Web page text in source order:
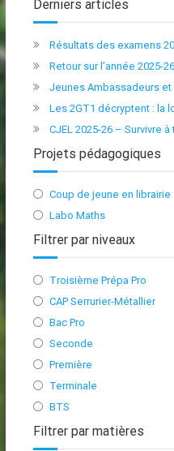
Derniers articles
Résultats des examens
Retour sur l’année 2025-
Jeunes Ambassadeurs
Les 2GT1 décryptent : la
CJEL 2025-26 – Survivre
Projets pédagogiques
Coup de jeune en librairie
Labo Maths
Filtrer par niveaux
Troisième Prépa Pro
CAP Serrurier-Métallier
Bac Pro
Seconde
Première
Terminale
BTS
Filtrer par matières